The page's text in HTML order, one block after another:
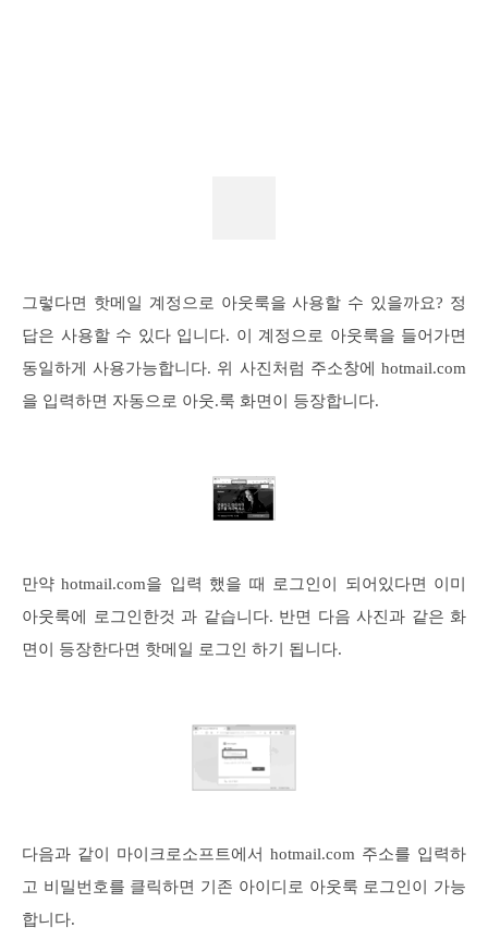
그렇다면 핫메일 계정으로 아웃룩을 사용할 수 있을까요? 정
답은 사용할 수 있다 입니다. 이 계정으로 아웃룩을 들어가면
동일하게 사용가능합니다. 위 사진처럼 주소창에 hotmail.com
을 입력하면 자동으로 아웃.룩 화면이 등장합니다.
만약 hotmail.com을 입력 했을 때 로그인이 되어있다면 이미
아웃룩에 로그인한것 과 같습니다. 반면 다음 사진과 같은 화
면이 등장한다면 핫메일 로그인 하기 됩니다.
다음과 같이 마이크로소프트에서 hotmail.com 주소를 입력하
고 비밀번호를 클릭하면 기존 아이디로 아웃룩 로그인이 가능
합니다.